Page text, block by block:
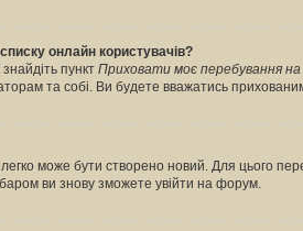
онлайн користувачів?
пункт Приховати моє перебування
та собі. Ви будете вважатись
може бути створено новий. Для цього
ви знову зможете увійти на форум.